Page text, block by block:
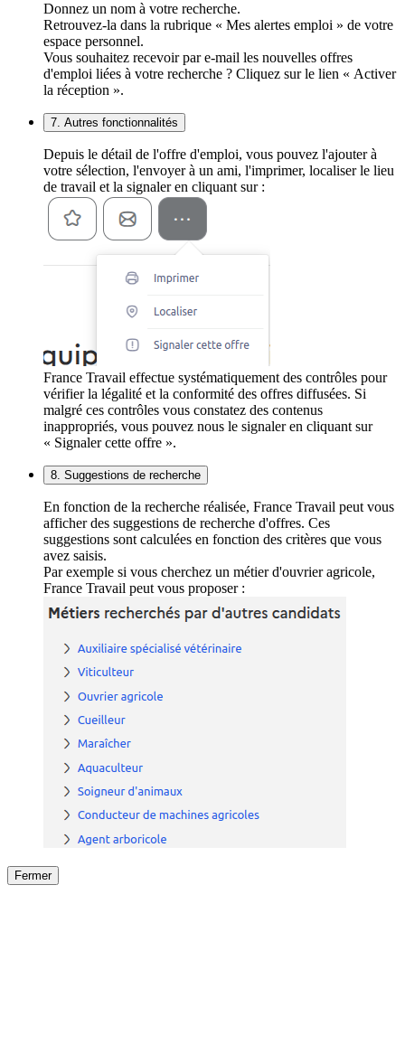
Donnez un nom à votre recherche.
Retrouvez-la dans la rubrique « Mes alertes emploi » de votre
espace personnel.
Vous souhaitez recevoir par e-mail les nouvelles offres
d'emploi liées à votre recherche ? Cliquez sur le lien « Activer
la réception ».
7. Autres fonctionnalités
Depuis le détail de l'offre d'emploi, vous pouvez l'ajouter à
votre sélection, l'envoyer à un ami, l'imprimer, localiser le lieu
de travail et la signaler en cliquant sur :
France Travail effectue systématiquement des contrôles pour
vérifier la légalité et la conformité des offres diffusées. Si
malgré ces contrôles vous constatez des contenus
inappropriés, vous pouvez nous le signaler en cliquant sur
« Signaler cette offre ».
8. Suggestions de recherche
En fonction de la recherche réalisée, France Travail peut vous
afficher des suggestions de recherche d'offres. Ces
suggestions sont calculées en fonction des critères que vous
avez saisis.
Par exemple si vous cherchez un métier d'ouvrier agricole,
France Travail peut vous proposer :
Fermer